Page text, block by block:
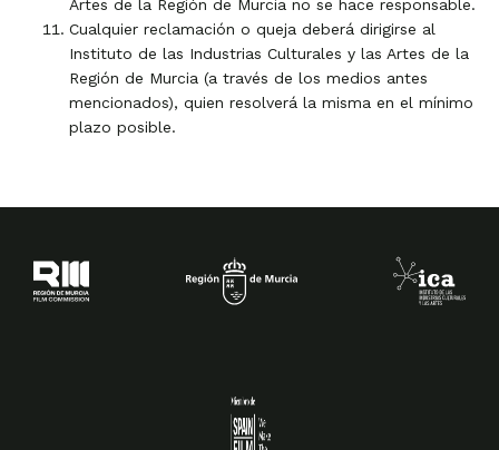
Artes de la Región de Murcia no se hace responsable.
Cualquier reclamación o queja deberá dirigirse al
Instituto de las Industrias Culturales y las Artes de la
Región de Murcia (a través de los medios antes
mencionados), quien resolverá la misma en el mínimo
plazo posible.